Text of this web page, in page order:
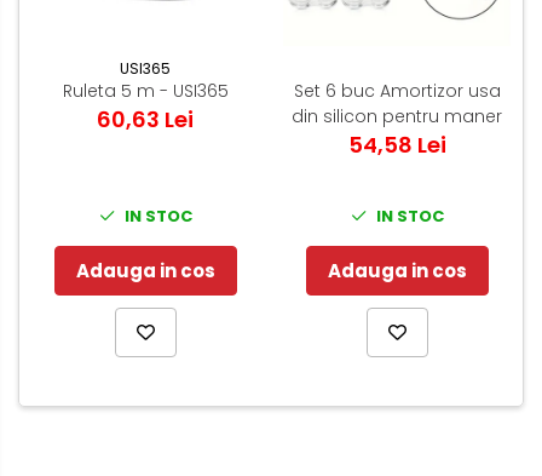
USI365
Ruleta 5 m - USI365
60,63 Lei
IN STOC
Adauga in cos
Set 6 buc Amortizor usa
din silicon pentru maner
54,58 Lei
IN STOC
Adauga in cos